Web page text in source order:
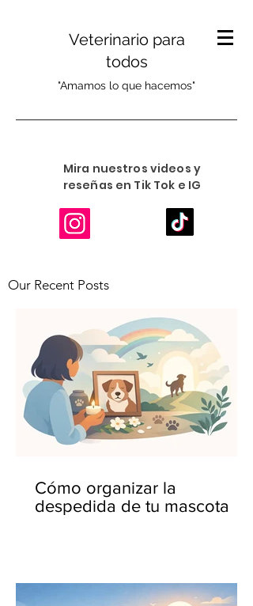
Veterinario para
todos
"Amamos lo que hacemos"
Mira nuestros videos y
reseñas en Tik Tok e IG
Our Recent Posts
Cómo organizar la
despedida de tu mascota